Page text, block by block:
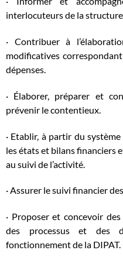
interlocuteurs de la
· Contribuer à
modificatives
dépenses.
· Élaborer, préparer et
prévenir le contentieux.
· Etablir, à partir du
les états et bilans financiers
au suivi de l’activité.
· Assurer le suivi financier
· Proposer et concevoir
des processus et des
fonctionnement de la DIPAT.